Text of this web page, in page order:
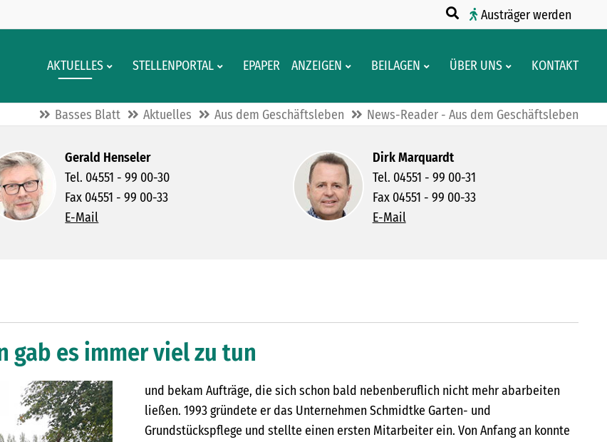
Austräger werden
AKTUELLES STELLENPORTAL EPAPER ANZEIGEN BEILAGEN ÜBER UNS KONTAKT
Basses Blatt Aktuelles Aus dem Geschäftsleben News-Reader - Aus dem Geschäftsleben
Gerald Henseler
Tel. 04551 - 99 00-30
Fax 04551 - 99 00-33
E-Mail
Dirk Marquardt
Tel. 04551 - 99 00-31
Fax 04551 - 99 00-33
E-Mail
gab es immer viel zu tun
und bekam Aufträge, die sich schon bald nebenberuflich nicht mehr abarbeiten
ließen. 1993 gründete er das Unternehmen Schmidtke Garten- und
Grundstückspflege und stellte einen ersten Mitarbeiter ein. Von Anfang an konnte